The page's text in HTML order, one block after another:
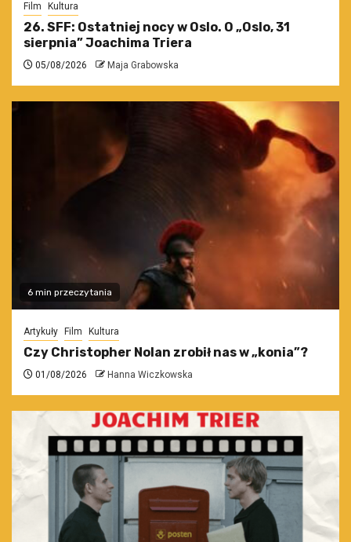
Film Kultura
26. SFF: Ostatniej nocy w Oslo. O „Oslo, 31
sierpnia” Joachima Triera
05/08/2026 Maja Grabowska
6 min przeczytania
Artykuły Film Kultura
Czy Christopher Nolan zrobił nas w „konia”?
01/08/2026 Hanna Wiczkowska